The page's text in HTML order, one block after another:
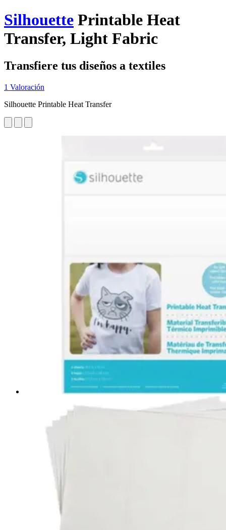
Silhouette Printable Heat
Transfer, Light Fabric
Transfiere tus diseños a textiles
1 Valoración
Silhouette Printable Heat Transfer